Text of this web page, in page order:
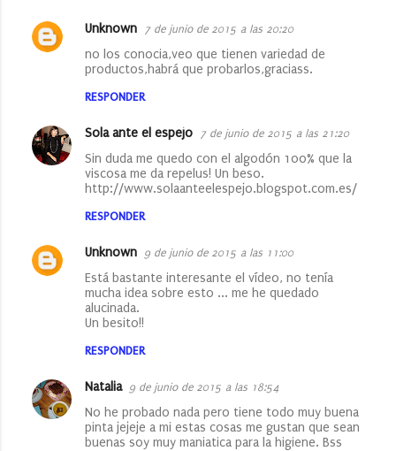
Unknown 7 de junio de 2015 a las 20:20
no los conocia,veo que tienen variedad de
productos,habrá que probarlos,graciass.
RESPONDER
Sola ante el espejo 7 de junio de 2015 a las 21:20
Sin duda me quedo con el algodón 100% que la
viscosa me da repelus! Un beso.
http://www.solaanteelespejo.blogspot.com.es/
RESPONDER
Unknown 9 de junio de 2015 a las 11:00
Está bastante interesante el vídeo, no tenía
mucha idea sobre esto ... me he quedado
alucinada.
Un besito!!
RESPONDER
Natalia 9 de junio de 2015 a las 18:54
No he probado nada pero tiene todo muy buena
pinta jejeje a mi estas cosas me gustan que sean
buenas soy muy maniatica para la higiene. Bss